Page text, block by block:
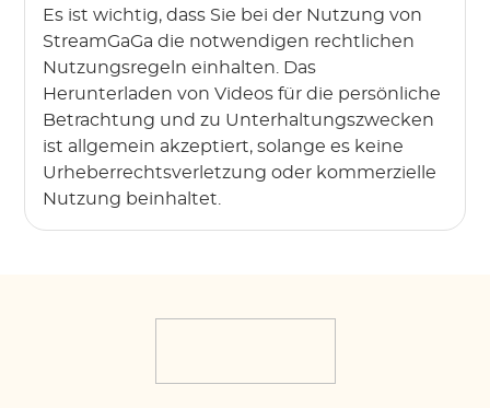
Es ist wichtig, dass Sie bei der Nutzung von
StreamGaGa die notwendigen rechtlichen
Nutzungsregeln einhalten. Das
Herunterladen von Videos für die persönliche
Betrachtung und zu Unterhaltungszwecken
ist allgemein akzeptiert, solange es keine
Urheberrechtsverletzung oder kommerzielle
Nutzung beinhaltet.